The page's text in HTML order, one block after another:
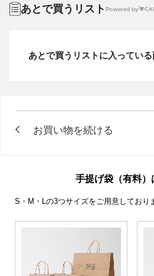
あとで買うリスト Powered by
あとで買うリストに入ってい
手提げ袋（有料）
S・M・Lの3つサイズをご用意しており